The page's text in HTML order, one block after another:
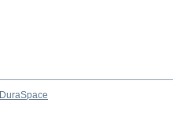
DuraSpace